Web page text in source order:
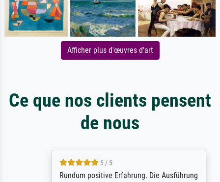
Afficher plus d'œuvres d'art
Ce que nos clients pensent
de nous
5 / 5
Rundum positive Erfahrung. Die Ausführung